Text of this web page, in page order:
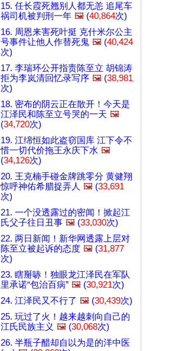
15. 任长霞死翘别人都无恙 追尾车
祸司机被判刑一年 🖼️ (40,864次)
16. 周恩来害死叶挺 克什米尔公主
号事件让他人作替死鬼 🖼️ (40,424
次)
17. 李瑞环公开指责陈至立 胡锦涛
拒为李岚清回忆录写序 🖼️ (38,981
次)
18. 密布的阴云正在散开！今天是
江泽民和陈至立号哭的一天 🖼️
(34,720次)
19. 江绵恒如此盗窃国库 江下令不
惜一切代价拖王永庆下水 🖼️
(34,126次)
20. 王克楠手碰金牌跳零分 黄健翔
惊呼神佑希腊捉弄人 🖼️ (33,691
次)
21. 一个没透露过的密闻！掀起江
氏父子往日丑事 🖼️ (33,030次)
22. 两日新闻！新华网透露上层对
陈至立被起诉的态度 🖼️ (31,877
次)
23. 瞎掰哧！独眼龙江泽民在军队
里承诺“包治百病” 🖼️ (30,921次)
24. 江泽民又不行了 🖼️ (30,439次)
25. 玩过了火！越来越刺向自己的
江氏民族主义 🖼️ (30,068次)
26. 半瓶子醋却自以为是的洋中医